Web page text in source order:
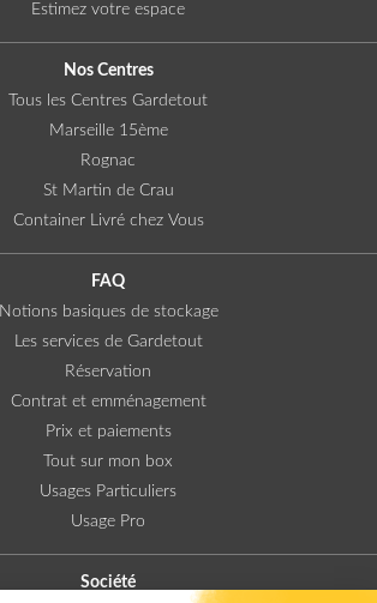
Estimez votre espace
Nos Centres
Tous les Centres Gardetout
Marseille 15ème
Rognac
St Martin de Crau
Container Livré chez Vous
FAQ
Notions basiques de stockage
Les services de Gardetout
Réservation
Contrat et emménagement
Prix et paiements
Tout sur mon box
Usages Particuliers
Usage Pro
Société